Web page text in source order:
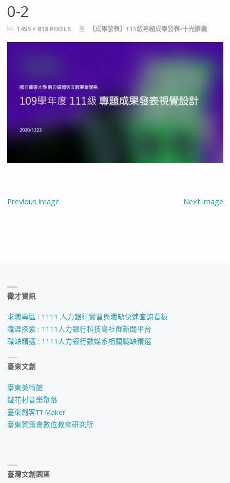
0-2
FULL1455 × 818 PIXELS 【成果發表】111級專題成果發表-十光膠囊
Previous image Next image
徵才資訊
求職專區 : 1111 人力銀行實習與職缺快速查詢看板
職涯探索 : 1111人力銀行科技島社群新聞平台
職缺精選 : 1111人力銀行數媒系相關職缺精選
臺東文創
臺東美術館
鐵花村音樂聚落
臺東創客TT Maker
臺東資策會數位教育研究所
臺灣文創園區